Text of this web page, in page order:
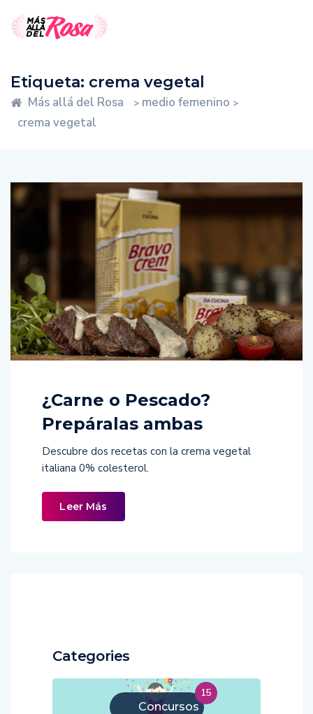
Etiqueta: crema vegetal
Más allá del Rosa > medio femenino >
crema vegetal
¿Carne o Pescado?
Prepáralas ambas
Descubre dos recetas con la crema vegetal
italiana 0% colesterol.
Leer Más
Categories
Concursos
15